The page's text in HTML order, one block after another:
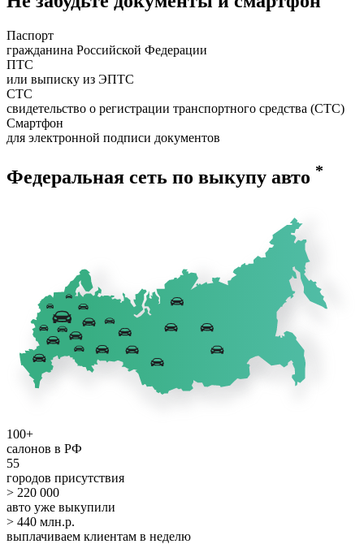
Паспорт
гражданина Российской Федерации
ПТС
или выписку из ЭПТС
СТС
свидетельство о регистрации транспортного средства (СТС)
Смартфон
для электронной подписи документов
Федеральная сеть по выкупу авто *
100+
салонов в РФ
55
городов присутствия
> 220 000
авто уже выкупили
> 440 млн.р.
выплачиваем клиентам в неделю